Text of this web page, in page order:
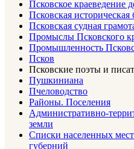
Псковское краеведение
Псковская историческая
Псковская судная
Промыслы Псковского
Промышленность
Псков
Псковские поэты и
Пушкиниана
Пчеловодство
Районы. Поселения
Административно-
земли
Списки населенных
губерний